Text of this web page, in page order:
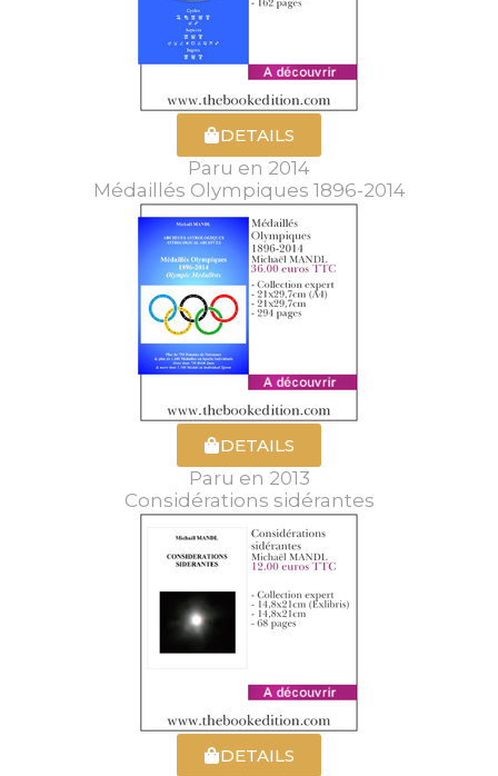
DETAILS
Paru en 2014
Médaillés Olympiques 1896-2014
DETAILS
Paru en 2013
Considérations sidérantes
DETAILS